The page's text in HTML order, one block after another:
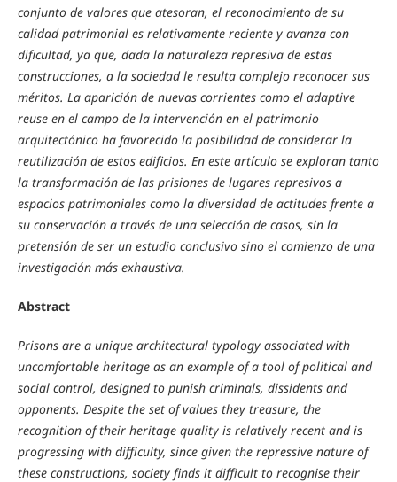
conjunto de valores que atesoran, el reconocimiento de su
calidad patrimonial es relativamente reciente y avanza con
dificultad, ya que, dada la naturaleza represiva de estas
construcciones, a la sociedad le resulta complejo reconocer sus
méritos. La aparición de nuevas corrientes como el adaptive
reuse en el campo de la intervención en el patrimonio
arquitectónico ha favorecido la posibilidad de considerar la
reutilización de estos edificios. En este artículo se exploran tanto
la transformación de las prisiones de lugares represivos a
espacios patrimoniales como la diversidad de actitudes frente a
su conservación a través de una selección de casos, sin la
pretensión de ser un estudio conclusivo sino el comienzo de una
investigación más exhaustiva.
Abstract
Prisons are a unique architectural typology associated with
uncomfortable heritage as an example of a tool of political and
social control, designed to punish criminals, dissidents and
opponents. Despite the set of values they treasure, the
recognition of their heritage quality is relatively recent and is
progressing with difficulty, since given the repressive nature of
these constructions, society finds it difficult to recognise their